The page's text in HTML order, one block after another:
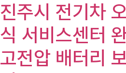
진주시 전기차
식 서비스센터
고전압 배터리